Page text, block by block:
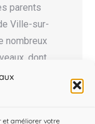
et améliorer votre
parents
Ville-sur-
nombreux
dont
de
chaque